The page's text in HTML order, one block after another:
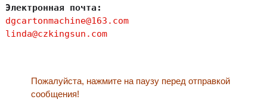
Электронная почта:
dgcartonmachine@163.com
linda@czkingsun.com
Пожалуйста, нажмите на паузу перед отправкой
сообщения!